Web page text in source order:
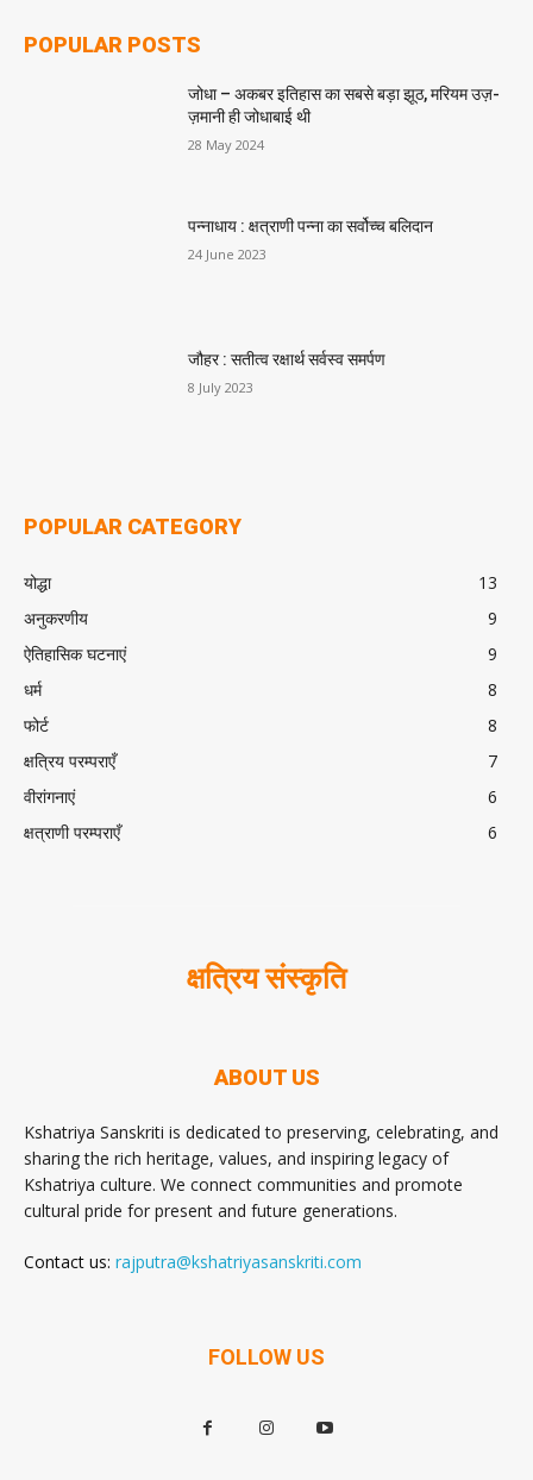
POPULAR POSTS
जोधा – अकबर इतिहास का सबसे बड़ा झूठ, मरियम उज़-
ज़मानी ही जोधाबाई थी
28 May 2024
पन्नाधाय : क्षत्राणी पन्ना का सर्वोच्च बलिदान
24 June 2023
जौहर : सतीत्व रक्षार्थ सर्वस्व समर्पण
8 July 2023
POPULAR CATEGORY
योद्धा
13
अनुकरणीय
9
ऐतिहासिक घटनाएं
9
धर्म
8
फोर्ट
8
क्षत्रिय परम्पराएँ
7
वीरांगनाएं
6
क्षत्राणी परम्पराएँ
6
क्षत्रिय संस्कृति
ABOUT US
Kshatriya Sanskriti is dedicated to preserving, celebrating, and
sharing the rich heritage, values, and inspiring legacy of
Kshatriya culture. We connect communities and promote
cultural pride for present and future generations.
Contact us: rajputra@kshatriyasanskriti.com
FOLLOW US